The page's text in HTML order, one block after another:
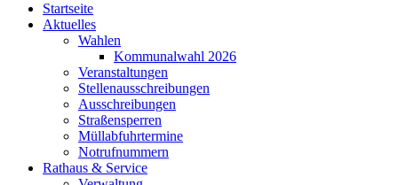
Startseite
Aktuelles
Wahlen
Kommunalwahl 2026
Veranstaltungen
Stellenausschreibungen
Ausschreibungen
Straßensperren
Müllabfuhrtermine
Notrufnummern
Rathaus & Service